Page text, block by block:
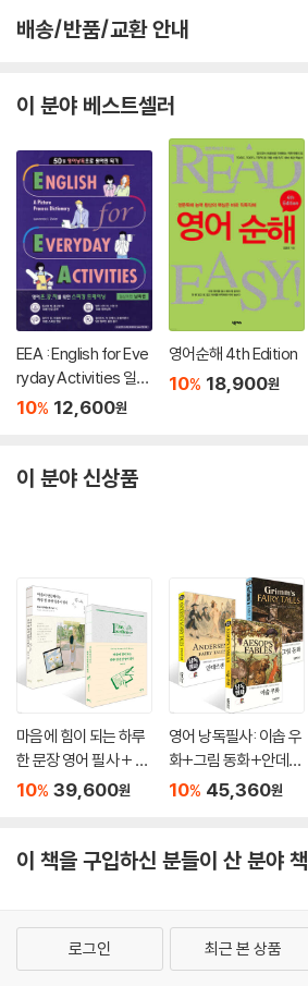
배송/반품/교환 안내
이 분야 베스트셀러
EEA : English for Eve
ryday Activities 일상
표현 낭독편
10% 12,600원
영어순해 4th Edition
10% 18,900원
이 분야 신상품
마음에 힘이 되는 하루
한 문장 영어 필사 + 마
음이 단단해지는 하루
10% 39,600원
영어 낭독필사: 이솝 우
화+그림 동화+안데르
센 동화 세트
10% 45,360원
이 책을 구입하신 분들이 산 분야 책
로그인 최근 본 상품